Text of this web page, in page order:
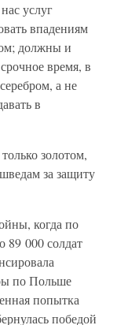
услуг
впадениям
должны и
время, в
а не
в
золотом,
за защиту
когда по
89 000 солдат
по Польше
попытка
победой